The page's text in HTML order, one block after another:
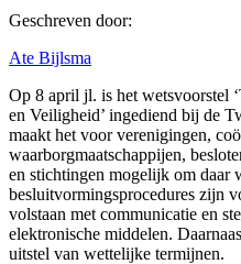
Geschreven door:
Ate Bijlsma
Op 8 april jl. is het wetsvoorstel
en Veiligheid’ ingediend bij de
maakt het voor verenigingen,
waarborgmaatschappijen,
en stichtingen mogelijk om daar
besluitvormingsprocedures zijn
volstaan met communicatie en
elektronische middelen.
uitstel van wettelijke termijnen.